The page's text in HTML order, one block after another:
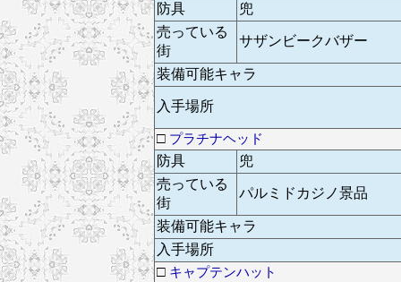
防具
兜
売っている
街
サザンビークバザー
装備可能キャラ
入手場所
□ プラチナヘッド
防具
兜
売っている
街
パルミドカジノ景品
装備可能キャラ
入手場所
□ キャプテンハット